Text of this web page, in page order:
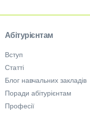
Абітурієнтам
Вступ
Статті
Блог навчальних закладів
Поради абітурієнтам
Професії